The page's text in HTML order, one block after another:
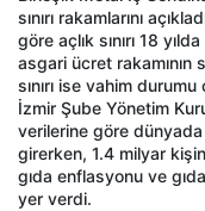
sınırı rakamlarını
göre açlık sınırı 18
asgari ücret rakamının
sınırı ise vahim
İzmir Şube Yönetim
verilerine göre
girerken, 1.4 milyar
gıda enflasyonu ve
yer verdi.